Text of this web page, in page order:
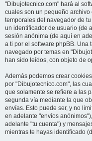
"Dibujotecnico.com" hará al
cuales son un pequeño
temporales del navegador de
un identificador de usuario (de
sesión anónima (de aquí en
a ti por el software phpBB. Una
navegado por temas en
han sido leídos, con objeto de
Además podemos crear
por "Dibujotecnico.com", las
que solamente se refiere a las
segunda vía mediante la que
envías. Esto puede ser, y no
en adelante "envíos
adelante "tu cuenta") y
mientras te hayas identificado